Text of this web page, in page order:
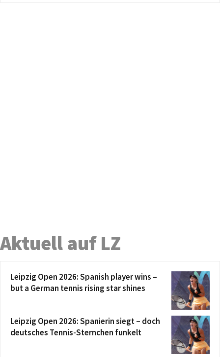
Aktuell auf LZ
Leipzig Open 2026: Spanish player wins –
but a German tennis rising star shines
Leipzig Open 2026: Spanierin siegt – doch
deutsches Tennis-Sternchen funkelt